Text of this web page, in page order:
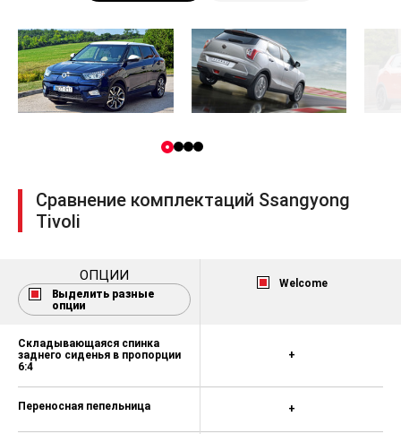
Сравнение комплектаций Ssangyong
Tivoli
ОПЦИИ
Выделить разные
опции
Welcome
Складывающаяся спинка
заднего сиденья в пропорции
6:4
Переносная пепельница
+
+